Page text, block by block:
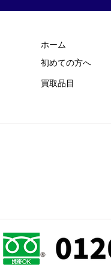
ホーム
初めての方​へ
買取品目